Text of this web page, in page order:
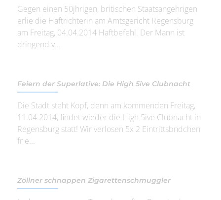
Gegen einen 50jhrigen, britischen Staatsangehrigen
erlie die Haftrichterin am Amtsgericht Regensburg
am Freitag, 04.04.2014 Haftbefehl. Der Mann ist
dringend v...
Feiern der Superlative: Die High 5ive Clubnacht
Die Stadt steht Kopf, denn am kommenden Freitag,
11.04.2014, findet wieder die High 5ive Clubnacht in
Regensburg statt! Wir verlosen 5x 2 Eintrittsbndchen
fr e...
Zöllner schnappen Zigarettenschmuggler